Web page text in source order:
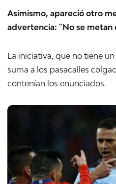
Asimismo, apareció otro
advertencia: "No se metan
La iniciativa, que no tiene
suma a los pasacalles
contenían los enunciados.